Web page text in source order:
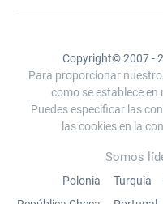
Copyright© 2007 -
Para proporcionar
como se establece
Puedes especificar las
las cookies en la
Somos
Polonia Turquía